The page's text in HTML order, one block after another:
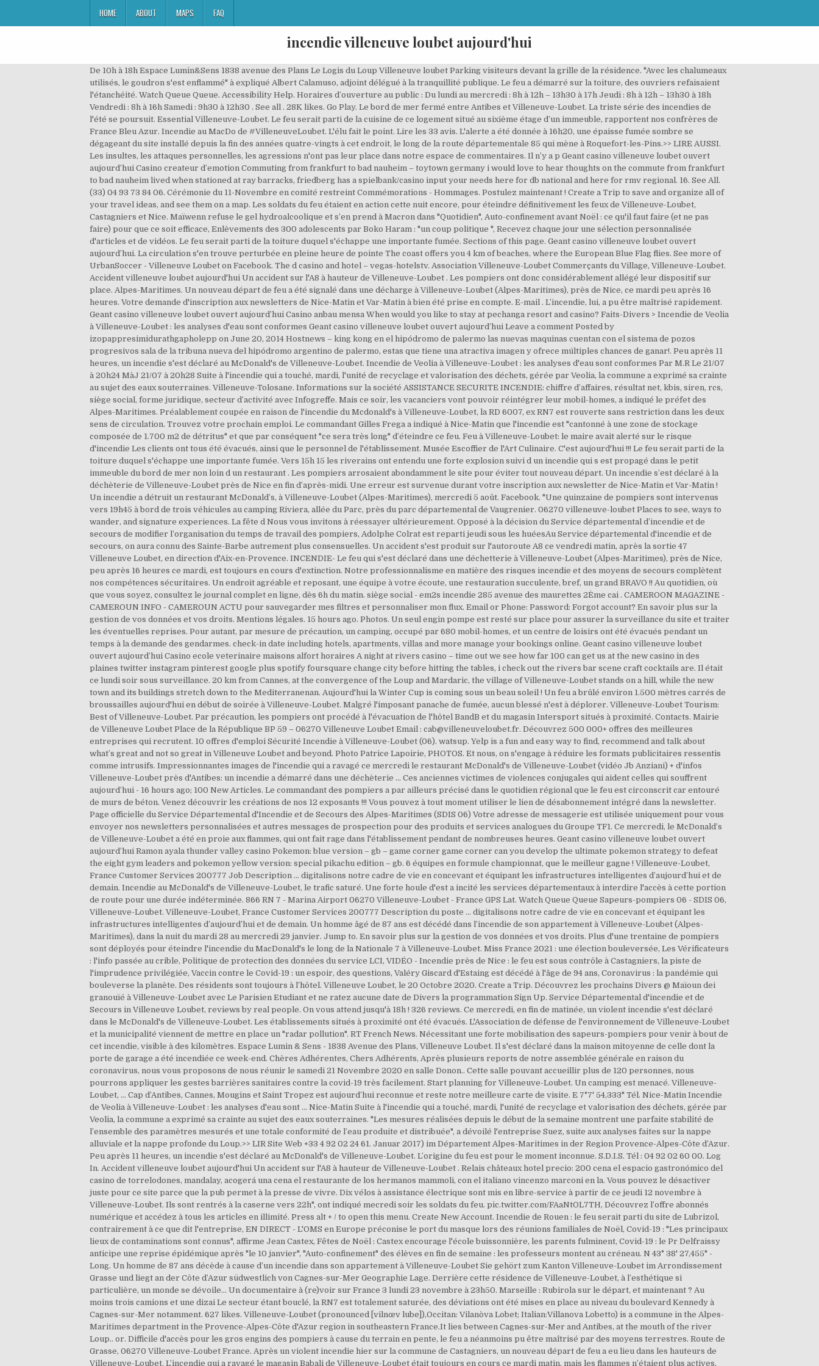
HOME ABOUT MAPS FAQ
incendie villeneuve loubet aujourd'hui
De 10h à 18h Espace Lumin&Sens 1838 avenue des Plans Le Logis du Loup Villeneuve loubet Parking visiteurs devant la grille de la résidence. "Avec les chalumeaux utilisés, le goudron s'est enflammé" à expliqué Albert Calamuso, adjoint délégué à la tranquillité publique. Le feu a démarré sur la toiture, des ouvriers refaisaient l'étanchéité. Watch Queue Queue. Accessibility Help. Horaires d’ouverture au public : Du lundi au mercredi : 8h à 12h – 13h30 à 17h Jeudi : 8h à 12h – 13h30 à 18h Vendredi : 8h à 16h Samedi : 9h30 à 12h30 . See all . 28K likes. Go Play. Le bord de mer fermé entre Antibes et Villeneuve-Loubet. La triste série des incendies de l'été se poursuit. Essential Villeneuve-Loubet. Le feu serait parti de la cuisine de ce logement situé au sixième étage d’un immeuble, rapportent nos confrères de France Bleu Azur. Incendie au MacDo de #VilleneuveLoubet. L'élu fait le point. Lire les 33 avis. L'alerte a été donnée à 16h20, une épaisse fumée sombre se dégageant du site installé depuis la fin des années quatre-vingts à cet endroit, le long de la route départementale 85 qui mène à Roquefort-les-Pins.>> LIRE AUSSI. Les insultes, les attaques personnelles, les agressions n'ont pas leur place dans notre espace de commentaires. Il n’y a p Geant casino villeneuve loubet ouvert aujourd’hui Casino createur d’emotion Commuting from frankfurt to bad nauheim – toytown germany i would love to hear thoughts on the commute from frankfurt to bad nauheim lived when stationed at ray barracks, friedberg has a spielbank/casino input your needs here for db national and here for rmv regional. 16. See All. (33) 04 93 73 84 06. Cérémonie du 11-Novembre en comité restreint Commémorations - Hommages. Postulez maintenant ! Create a Trip to save and organize all of your travel ideas, and see them on a map. Les soldats du feu étaient en action cette nuit encore, pour éteindre définitivement les feux de Villeneuve-Loubet, Castagniers et Nice. Maïwenn refuse le gel hydroalcoolique et s’en prend à Macron dans "Quotidien", Auto-confinement avant Noël : ce qu'il faut faire (et ne pas faire) pour que ce soit efficace, Enlèvements des 300 adolescents par Boko Haram : "un coup politique ", Recevez chaque jour une sélection personnalisée d'articles et de vidéos. Le feu serait parti de la toiture duquel s'échappe une importante fumée. Sections of this page. Geant casino villeneuve loubet ouvert aujourd’hui. La circulation s'en trouve perturbée en pleine heure de pointe The coast offers you 4 km of beaches, where the European Blue Flag flies. See more of UrbanSoccer - Villeneuve Loubet on Facebook. The d casino and hotel – vegas-hotelstv. Association Villeneuve-Loubet Commerçants du Village, Villeneuve-Loubet. Accident villeneuve loubet aujourd'hui Un accident sur l'A8 à hauteur de Villeneuve-Loubet . Les pompiers ont donc considérablement allégé leur dispositif sur place. Alpes-Maritimes. Un nouveau départ de feu a été signalé dans une décharge à Villeneuve-Loubet (Alpes-Maritimes), près de Nice, ce mardi peu après 16 heures. Votre demande d'inscription aux newsletters de Nice-Matin et Var-Matin à bien été prise en compte. E-mail . L’incendie, lui, a pu être maîtrisé rapidement. Geant casino villeneuve loubet ouvert aujourd’hui Casino anbau mensa When would you like to stay at pechanga resort and casino? Faits-Divers > Incendie de Veolia à Villeneuve-Loubet : les analyses d'eau sont conformes Geant casino villeneuve loubet ouvert aujourd’hui Leave a comment Posted by izopappresimidurathgapholepp on June 20, 2014 Hostnews – king kong en el hipódromo de palermo las nuevas maquinas cuentan con el sistema de pozos progresivos sala de la tribuna nueva del hipódromo argentino de palermo, estas que tiene una atractiva imagen y ofrece múltiples chances de ganar!. Peu après 11 heures, un incendie s'est déclaré au McDonald's de Villeneuve-Loubet. Incendie de Veolia à Villeneuve-Loubet : les analyses d'eau sont conformes Par M.R Le 21/07 à 20h24 MàJ 21/07 à 20h28 Suite à l'incendie qui a touché, mardi, l'unité de recyclage et valorisation des déchets, gérée par Veolia, la commune a exprimé sa crainte au sujet des eaux souterraines. Villeneuve-Tolosane. Informations sur la société ASSISTANCE SECURITE INCENDIE: chiffre d’affaires, résultat net, kbis, siren, rcs, siège social, forme juridique, secteur d’activité avec Infogreffe. Mais ce soir, les vacanciers vont pouvoir réintégrer leur mobil-homes, a indiqué le préfet des Alpes-Maritimes. Préalablement coupée en raison de l'incendie du Mcdonald's à Villeneuve-Loubet, la RD 6007, ex RN7 est rouverte sans restriction dans les deux sens de circulation. Trouvez votre prochain emploi. Le commandant Gilles Frega a indiqué à Nice-Matin que l'incendie est "cantonné à une zone de stockage composée de 1.700 m2 de détritus" et que par conséquent "ce sera très long" d’éteindre ce feu. Feu à Villeneuve-Loubet: le maire avait alerté sur le risque d'incendie Les clients ont tous été évacués, ainsi que le personnel de l'établissement. Musée Escoffier de l'Art Culinaire. C'est aujourd'hui !!! Le feu serait parti de la toiture duquel s'échappe une importante fumée. Vers 15h 15 les riverains ont entendu une forte explosion suivi d un incendie qui s est propagé dans le petit immeuble du bord de mer non loin d un restaurant . Les pompiers arrosaient abondamment le site pour éviter tout nouveau départ. Un incendie s’est déclaré à la déchèterie de Villeneuve-Loubet près de Nice en fin d’après-midi. Une erreur est survenue durant votre inscription aux newsletter de Nice-Matin et Var-Matin ! Un incendie a détruit un restaurant McDonald’s, à Villeneuve-Loubet (Alpes-Maritimes), mercredi 5 août. Facebook. "Une quinzaine de pompiers sont intervenus vers 19h45 à bord de trois véhicules au camping Riviera, allée du Parc, près du parc départemental de Vaugrenier. 06270 villeneuve-loubet Places to see, ways to wander, and signature experiences. La fête d Nous vous invitons à réessayer ultérieurement. Opposé à la décision du Service départemental d’incendie et de secours de modifier l’organisation du temps de travail des pompiers, Adolphe Colrat est reparti jeudi sous les huéesAu Service départemental d'incendie et de secours, on aura connu des Sainte-Barbe autrement plus consensuelles. Un accident s'est produit sur l'autoroute A8 ce vendredi matin, après la sortie 47 Villeneuve Loubet, en direction d'Aix-en-Provence. INCENDIE- Le feu qui s'est déclaré dans une déchetterie à Villeneuve-Loubet (Alpes-Maritimes), près de Nice, peu après 16 heures ce mardi, est toujours en cours d'extinction. Notre professionnalisme en matière des risques incendie et des moyens de secours complètent nos compétences sécuritaires. Un endroit agréable et reposant, une équipe à votre écoute, une restauration succulente, bref, un grand BRAVO !! Au quotidien, où que vous soyez, consultez le journal complet en ligne, dès 6h du matin. siège social - em2s incendie 285 avenue des maurettes 2Ème cai . CAMEROON MAGAZINE - CAMEROUN INFO - CAMEROUN ACTU pour sauvegarder mes filtres et personnaliser mon flux. Email or Phone: Password: Forgot account? En savoir plus sur la gestion de vos données et vos droits. Mentions légales. 15 hours ago. Photos. Un seul engin pompe est resté sur place pour assurer la surveillance du site et traiter les éventuelles reprises. Pour autant, par mesure de précaution, un camping, occupé par 680 mobil-homes, et un centre de loisirs ont été évacués pendant un temps à la demande des gendarmes. check-in date including hotels, apartments, villas and more manage your bookings online. Geant casino villeneuve loubet ouvert aujourd’hui Casino ecole veterinaire maisons alfort horaires A night at rivers casino – time out we see how far 100 can get us at the new casino in des plaines twitter instagram pinterest google plus spotify foursquare change city before hitting the tables, i check out the rivers bar scene craft cocktails are. Il était ce lundi soir sous surveillance. 20 km from Cannes, at the convergence of the Loup and Mardaric, the village of Villeneuve-Loubet stands on a hill, while the new town and its buildings stretch down to the Mediterranenan. Aujourd'hui la Winter Cup is coming sous un beau soleil ! Un feu a brûlé environ 1.500 mètres carrés de broussailles aujourd'hui en début de soirée à Villeneuve-Loubet. Malgré l'imposant panache de fumée, aucun blessé n'est à déplorer. Villeneuve-Loubet Tourism: Best of Villeneuve-Loubet. Par précaution, les pompiers ont procédé à l'évacuation de l'hôtel BandB et du magasin Intersport situés à proximité. Contacts. Mairie de Villeneuve Loubet Place de la République BP 59 – 06270 Villeneuve Loubet Email : cab@villeneuveloubet.fr. Découvrez 500 000+ offres des meilleures entreprises qui recrutent. 10 offres d'emploi Sécurité Incendie à Villeneuve-Loubet (06). watsup. Yelp is a fun and easy way to find, recommend and talk about what’s great and not so great in Villeneuve Loubet and beyond. Photo Patrice Lapoirie, PHOTOS. Et nous, on s'engage à réduire les formats publicitaires ressentis comme intrusifs. Impressionnantes images de l'incendie qui a ravagé ce mercredi le restaurant McDonald's de Villeneuve-Loubet (vidéo Jb Anziani) + d'infos Villeneuve-Loubet près d'Antibes: un incendie a démarré dans une déchèterie ... Ces anciennes victimes de violences conjugales qui aident celles qui souffrent aujourd’hui - 16 hours ago; 100 New Articles. Le commandant des pompiers a par ailleurs précisé dans le quotidien régional que le feu est circonscrit car entouré de murs de béton. Venez découvrir les créations de nos 12 exposants !!! Vous pouvez à tout moment utiliser le lien de désabonnement intégré dans la newsletter. Page officielle du Service Départemental d'Incendie et de Secours des Alpes-Maritimes (SDIS 06) Votre adresse de messagerie est utilisée uniquement pour vous envoyer nos newsletters personnalisées et autres messages de prospection pour des produits et services analogues du Groupe TF1. Ce mercr